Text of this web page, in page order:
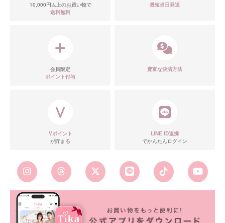
10,000円以上のお買い物で
送料無料
最短当日発送
会員限定
ポイント付与
豊富な決済方法
Vポイント
が貯まる
LINE ID連携
でかんたんログイン